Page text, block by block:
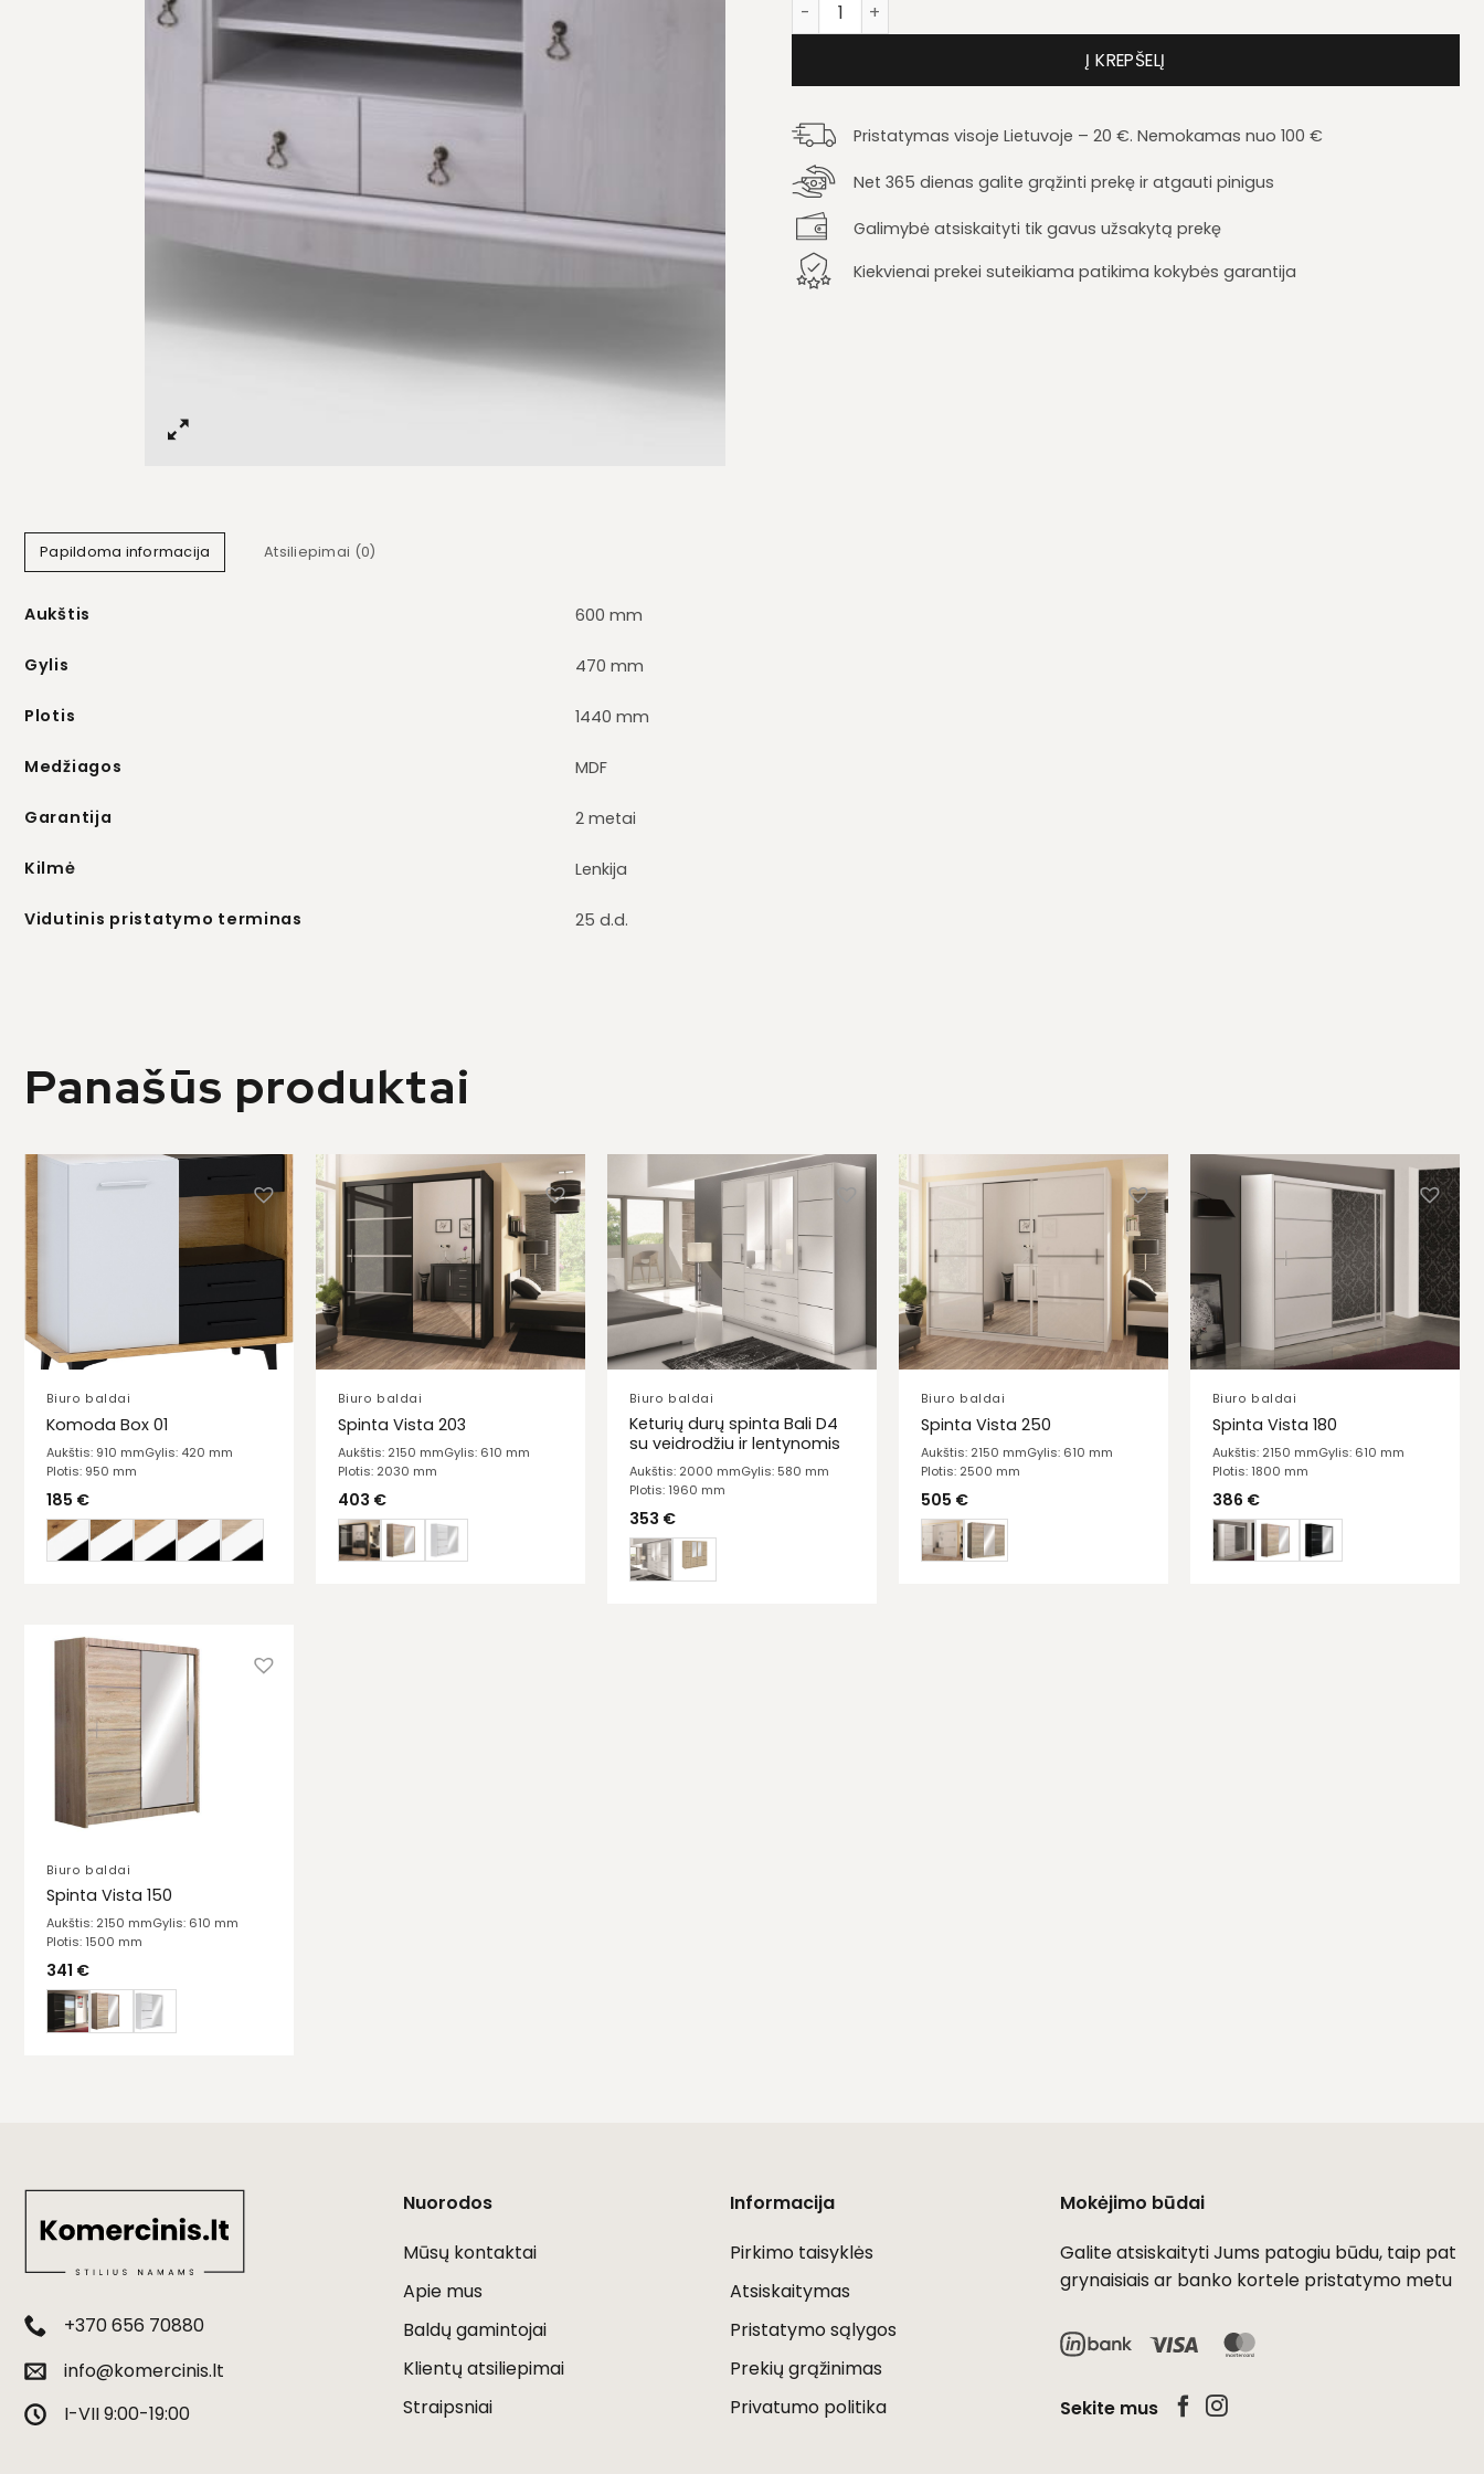
Papildoma informacija Atsiliepimai (0)
Aukštis 600 mm
Gylis 470 mm
Plotis 1440 mm
Medžiagos MDF
Garantija 2 metai
Kilmė Lenkija
Vidutinis pristatymo terminas 25 d.d.
Į KREPŠELĮ
Pristatymas visoje Lietuvoje – 20 €. Nemokamas nuo 100 €
Net 365 dienas galite grąžinti prekę ir atgauti pinigus
Galimybė atsiskaityti tik gavus užsakytą prekę
Kiekvienai prekei suteikiama patikima kokybės garantija
Panašūs produktai
Biuro baldai
Komoda Box 01
Aukštis: 910 mmGylis: 420 mm
Plotis: 950 mm
185 €
Biuro baldai
Spinta Vista 203
Aukštis: 2150 mmGylis: 610 mm
Plotis: 2030 mm
403 €
Biuro baldai
Keturių durų spinta Bali D4
su veidrodžiu ir lentynomis
Aukštis: 2000 mmGylis: 580 mm
Plotis: 1960 mm
353 €
Biuro baldai
Spinta Vista 250
Aukštis: 2150 mmGylis: 610 mm
Plotis: 2500 mm
505 €
Biuro baldai
Spinta Vista 180
Aukštis: 2150 mmGylis: 610 mm
Plotis: 1800 mm
386 €
Biuro baldai
Spinta Vista 150
Aukštis: 2150 mmGylis: 610 mm
Plotis: 1500 mm
341 €
+370 656 70880
info@komercinis.lt
I-VII 9:00-19:00
Nuorodos
Mūsų kontaktai
Apie mus
Baldų gamintojai
Klientų atsiliepimai
Straipsniai
Informacija
Pirkimo taisyklės
Atsiskaitymas
Pristatymo sąlygos
Prekių grąžinimas
Privatumo politika
Mokėjimo būdai
Galite atsiskaityti Jums patogiu būdu, taip pat
grynaisiais ar banko kortele pristatymo metu
Visa
Sekite mus